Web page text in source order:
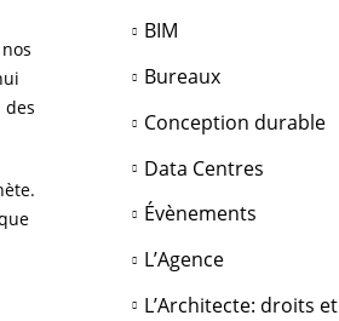
BIM
Bureaux
Conception durable
Data Centres
Évènements
L’Agence
L’Architecte: droits et